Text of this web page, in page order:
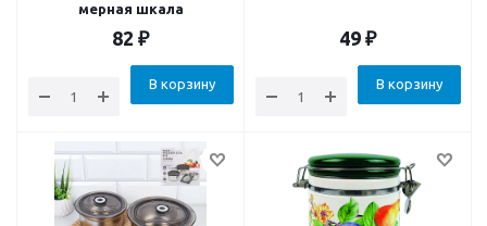
мерная шкала
82 ₽
В корзину
49 ₽
В корзину